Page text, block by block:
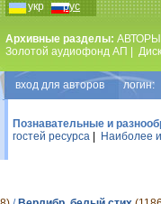
укр рус
Архивные разделы: АВТОРЫ
Золотой аудиофонд АП
вход для авторов логин:
Познавательные и
гостей ресурса
Наиболее